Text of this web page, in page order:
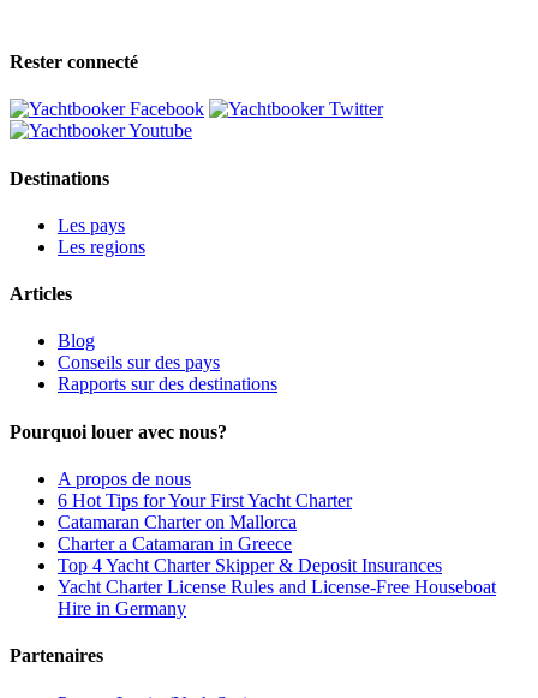
Rester connecté
Destinations
Les pays
Les regions
Articles
Blog
Conseils sur des pays
Rapports sur des destinations
Pourquoi louer avec nous?
A propos de nous
6 Hot Tips for Your First Yacht Charter
Catamaran Charter on Mallorca
Charter a Catamaran in Greece
Top 4 Yacht Charter Skipper & Deposit Insurances
Yacht Charter License Rules and License-Free Houseboat
Hire in Germany
Partenaires